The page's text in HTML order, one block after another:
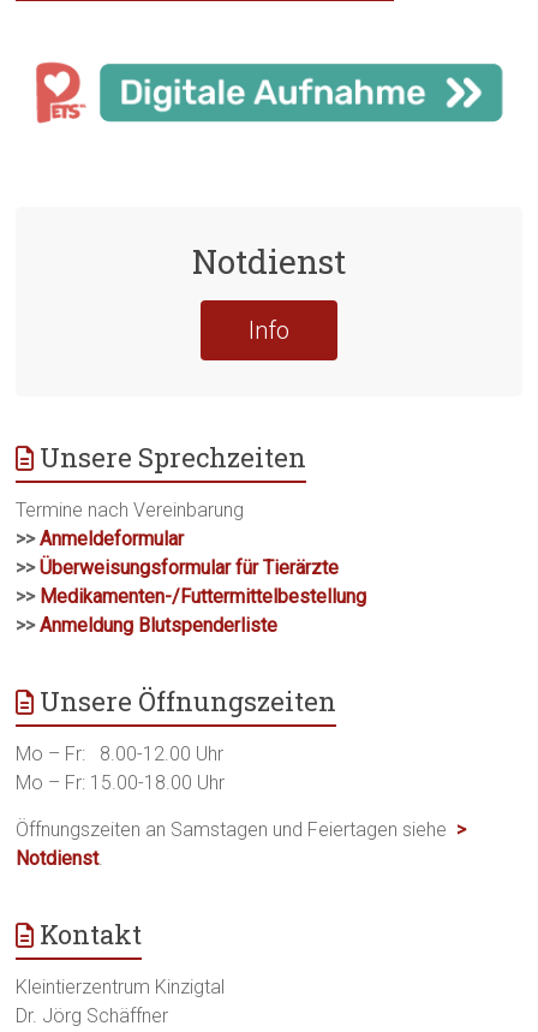
Notdienst
Info
Unsere Sprechzeiten
Termine nach Vereinbarung
>> Anmeldeformular
>>Überweisungsformular für Tierärzte
>> Medikamenten-/Futtermittelbestellung
>>Anmeldung Blutspenderliste
Unsere Öffnungszeiten
Mo – Fr: 8.00-12.00 Uhr
Mo – Fr: 15.00-18.00 Uhr
Öffnungszeiten an Samstagen und Feiertagen siehe >
Notdienst.
Kontakt
Kleintierzentrum Kinzigtal
Dr. Jörg Schäffner